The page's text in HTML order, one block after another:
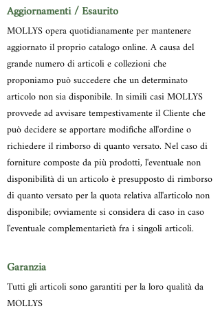
Aggiornamenti / Esaurito
MOLLYS opera quotidianamente per mantenere
aggiornato il proprio catalogo online. A causa del
grande numero di articoli e collezioni che
proponiamo può succedere che un determinato
articolo non sia disponibile. In simili casi MOLLYS
provvede ad avvisare tempestivamente il Cliente che
può decidere se apportare modifiche all'ordine o
richiedere il rimborso di quanto versato. Nel caso di
forniture composte da più prodotti, l'eventuale non
disponibilità di un articolo è presupposto di rimborso
di quanto versato per la quota relativa all'articolo non
disponibile; ovviamente si considera di caso in caso
l'eventuale complementarietà fra i singoli articoli.
Garanzia
Tutti gli articoli sono garantiti per la loro qualità da
MOLLYS